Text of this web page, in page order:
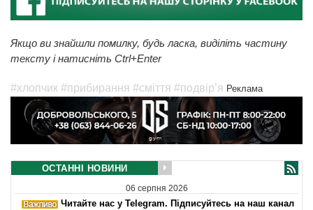
Якщо ви знайшли помилку, будь ласка, виділіть частину
тексту і натисніть Ctrl+Enter
#хлопчик #прибирання #сміття #подвір’я Реклама
ОСТАННІ НОВИНИ
06 серпня 2026
Читайте нас у Telegram. Підписуйтесь на наш канал